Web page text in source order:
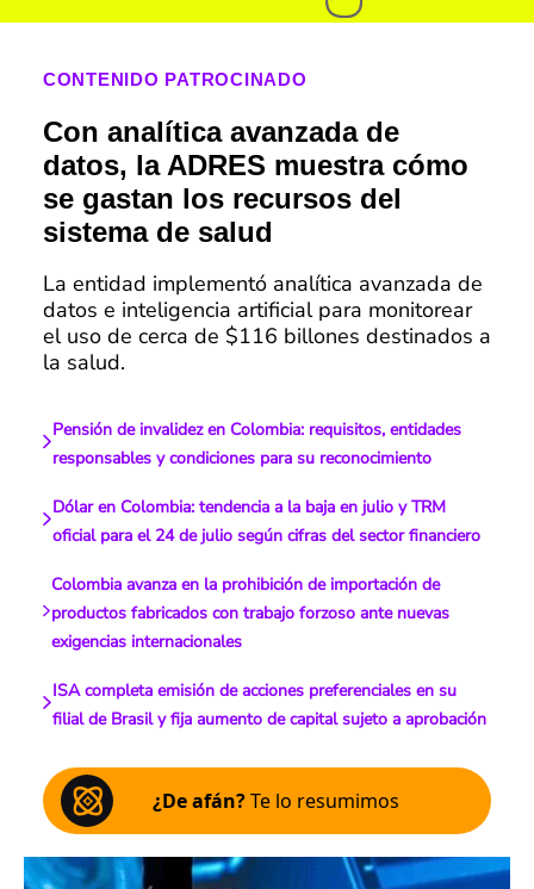
CONTENIDO PATROCINADO
Con analítica avanzada de
datos, la ADRES muestra cómo
se gastan los recursos del
sistema de salud
La entidad implementó analítica avanzada de
datos e inteligencia artificial para monitorear
el uso de cerca de $116 billones destinados a
la salud.
Pensión de invalidez en Colombia: requisitos, entidades
responsables y condiciones para su reconocimiento
Dólar en Colombia: tendencia a la baja en julio y TRM
oficial para el 24 de julio según cifras del sector financiero
Colombia avanza en la prohibición de importación de
productos fabricados con trabajo forzoso ante nuevas
exigencias internacionales
ISA completa emisión de acciones preferenciales en su
filial de Brasil y fija aumento de capital sujeto a aprobación
¿De afán?Te lo resumimos